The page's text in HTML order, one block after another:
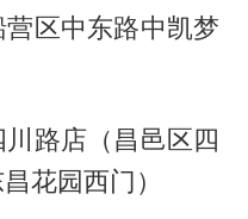
区中东路中凯梦
路店（昌邑区四
花园西门）